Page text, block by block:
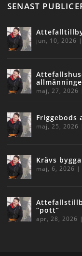
SENAST
jun, 10, 2026 |
maj, 27, 2026
Friggebods
maj, 25, 2026
Krävs
maj, 6, 2026 |
“pott”
apr, 28, 2026 |